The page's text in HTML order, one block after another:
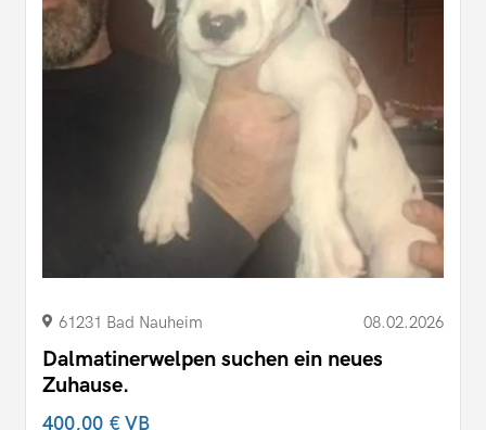
61231 Bad Nauheim 08.02.2026
Dalmatinerwelpen suchen ein neues
Zuhause.
400,00 €VB